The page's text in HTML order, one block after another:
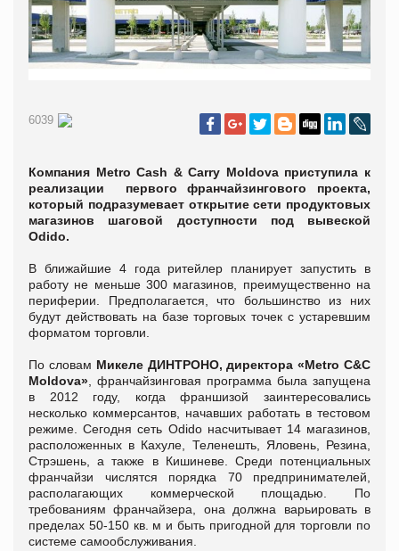
6039
Компания Metro Cash & Carry Moldova приступила к
реализации первого франчайзингового проекта,
который подразумевает открытие сети продуктовых
магазинов шаговой доступности под вывеской
Odido.
В ближайшие 4 года ритейлер планирует запустить в
работу не меньше 300 магазинов, преимущественно на
периферии. Предполагается, что большинство из них
будут действовать на базе торговых точек с устаревшим
форматом торговли.
По словам Микеле ДИНТРОНО, директора «Metro C&C
Moldova» , франчайзинговая программа была запущена
в 2012 году, когда франшизой заинтересовались
несколько коммерсантов, начавших работать в тестовом
режиме. Сегодня сеть Odido насчитывает 14 магазинов,
расположенных в Кахуле, Теленешть, Яловень, Резина,
Стрэшень, а также в Кишиневе. Среди потенциальных
франчайзи числятся порядка 70 предпринимателей,
располагающих коммерческой площадью. По
требованиям франчайзера, она должна варьировать в
пределах 50-150 кв. м и быть пригодной для торговли по
системе самообслуживания.